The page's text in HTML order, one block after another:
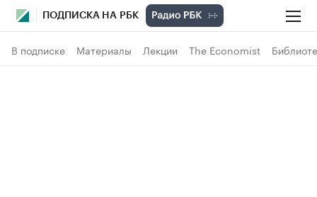
ПОДПИСКА НА РБК
В подписке Материалы Лекции The Economist